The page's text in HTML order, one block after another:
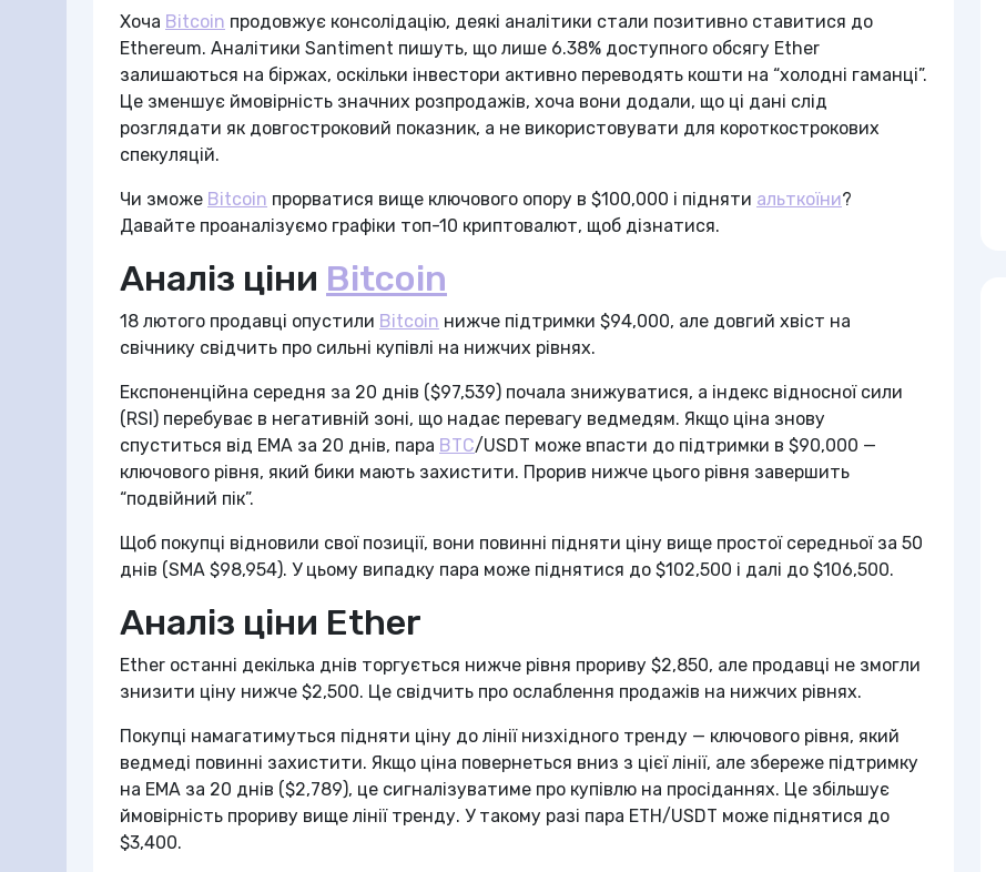
Хоча Bitcoin продовжує консолідацію, деякі аналітики стали позитивно ставитися до
Ethereum. Аналітики Santiment пишуть, що лише 6.38% доступного обсягу Ether
залишаються на біржах, оскільки інвестори активно переводять кошти на “холодні гаманці”.
Це зменшує ймовірність значних розпродажів, хоча вони додали, що ці дані слід
розглядати як довгостроковий показник, а не використовувати для короткострокових
спекуляцій.
Чи зможе Bitcoin прорватися вище ключового опору в $100,000 і підняти альткоїни?
Давайте проаналізуємо графіки топ-10 криптовалют, щоб дізнатися.
Аналіз ціни Bitcoin
18 лютого продавці опустили Bitcoin нижче підтримки $94,000, але довгий хвіст на
свічнику свідчить про сильні купівлі на нижчих рівнях.
Експоненційна середня за 20 днів ($97,539) почала знижуватися, а індекс відносної сили
(RSI) перебуває в негативній зоні, що надає перевагу ведмедям. Якщо ціна знову
спуститься від EMA за 20 днів, пара BTC/USDT може впасти до підтримки в $90,000 —
ключового рівня, який бики мають захистити. Прорив нижче цього рівня завершить
“подвійний пік”.
Щоб покупці відновили свої позиції, вони повинні підняти ціну вище простої середньої за 50
днів (SMA $98,954). У цьому випадку пара може піднятися до $102,500 і далі до $106,500.
Аналіз ціни Ether
Ether останні декілька днів торгується нижче рівня прориву $2,850, але продавці не змогли
знизити ціну нижче $2,500. Це свідчить про ослаблення продажів на нижчих рівнях.
Покупці намагатимуться підняти ціну до лінії низхідного тренду — ключового рівня, який
ведмеді повинні захистити. Якщо ціна повернеться вниз з цієї лінії, але збереже підтримку
на EMA за 20 днів ($2,789), це сигналізуватиме про купівлю на просіданнях. Це збільшує
ймовірність прориву вище лінії тренду. У такому разі пара ETH/USDT може піднятися до
$3,400.